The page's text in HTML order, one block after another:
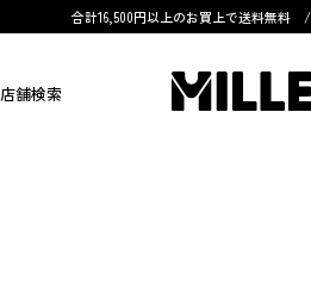
合計16,500円以上のお買上で送料無料
店舗検索